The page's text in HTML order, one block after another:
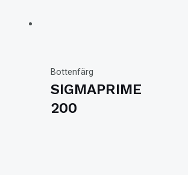
Bottenfärg
SIGMAPRIME
200